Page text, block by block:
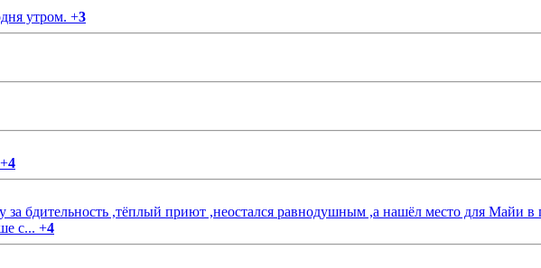
утром. +3
+4
бдительность ,тёплый приют ,неостался равнодушным ,а нашёл место для Майи
с... +4